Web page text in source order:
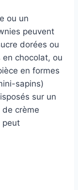
ou un
peuvent
dorées ou
chocolat, ou
en formes
sapins)
sur un
crème
peut